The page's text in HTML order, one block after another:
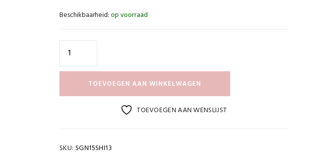
Beschikbaarheid:op voorraad
TOEVOEGEN AAN WINKELWAGEN
TOEVOEGEN AAN WENSLIJST
SKU: SGN15SHI13